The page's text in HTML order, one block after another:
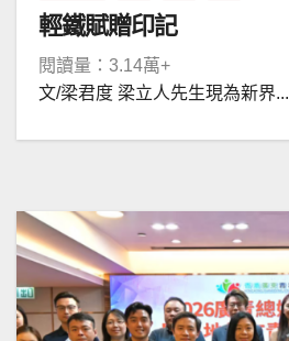
輕鐵賦贈印記
閱讀量：3.14萬+
文/梁君度 梁立人先生現為新界...